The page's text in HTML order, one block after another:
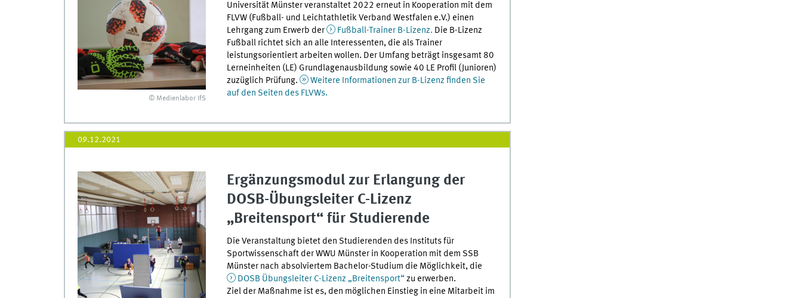
© Medienlabor IfS
Universität Münster veranstaltet 2022 erneut in Kooperation mit dem
FLVW (Fußball- und Leichtathletik Verband Westfalen e.V.) einen
Lehrgang zum Erwerb der
Fußball-Trainer B-Lizenz. Die B-Lizenz
Fußball richtet sich an alle Interessenten, die als Trainer
leistungsorientiert arbeiten wollen. Der Umfang beträgt insgesamt 80
Lerneinheiten (LE) Grundlagenausbildung sowie 40 LE Profil (Junioren)
zuzüglich Prüfung.
Weitere Informationen zur B-Lizenz finden Sie
auf den Seiten des FLVWs.
09.12.2021
Ergänzungsmodul zur Erlangung der
DOSB-Übungsleiter C-Lizenz
„Breitensport“ für Studierende
Die Veranstaltung bietet den Studierenden des Instituts für
Sportwissenschaft der WWU Münster in Kooperation mit dem SSB
Münster nach absolviertem Bachelor-Studium die Möglichkeit, die
DOSB Übungsleiter C-Lizenz „Breitensport“ zu erwerben.
Ziel der Maßnahme ist es, den möglichen Einstieg in eine Mitarbeit im